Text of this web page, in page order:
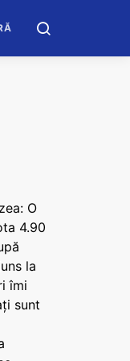
O
4.90
la
îmi
sunt